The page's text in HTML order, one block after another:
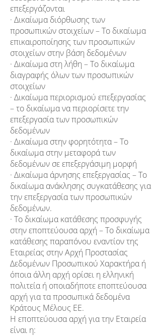
επεξεργάζονται
· Δικαίωμα διόρθωσης των
προσωπικών στοιχείων – Το δικαίωμα
επικαιροποίησης των προσωπικών
στοιχείων στην βάση δεδομένων
· Δικαίωμα στη λήθη – Το δικαίωμα
διαγραφής όλων των προσωπικών
στοιχείων
· Δικαίωμα περιορισμού επεξεργασίας
– το δικαίωμα να περιορίσετε την
επεξεργασία των προσωπικών
δεδομένων
· Δικαίωμα στην φορητότητα – To
δικαίωμα στην μεταφορά των
δεδομένων σε επεξεργάσιμη μορφή
· Δικαίωμα άρνησης επεξεργασίας – Το
δικαίωμα ανάκλησης συγκατάθεσης για
την επεξεργασία των προσωπικών
δεδομένων.
· Το δικαίωμα κατάθεσης προσφυγής
στην εποπτεύουσα αρχή – Το δικαίωμα
κατάθεσης παραπόνου εναντίον της
Εταιρείας στην Αρχή Προστασίας
Δεδομένων Προσωπικού Χαρακτήρα ή
όποια άλλη αρχή ορίσει η ελληνική
πολιτεία ή οποιαδήποτε εποπτεύουσα
αρχή για τα προσωπικά δεδομένα
Κράτους Μέλους ΕΕ.
Η εποπτεύουσα αρχή για την Εταιρεία
είναι η: